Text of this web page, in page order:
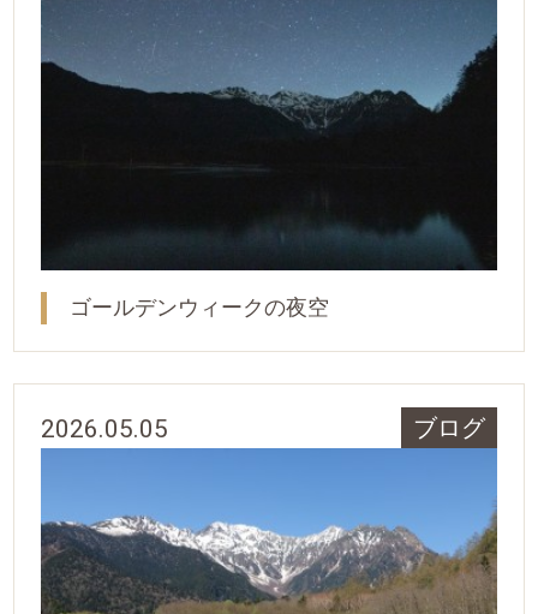
ゴールデンウィークの夜空
2026.05.05 ブログ